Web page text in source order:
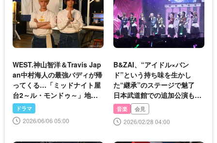
WEST.神山智洋＆Travis Jap
an中村海人の最強バディが帰
ってくる…「ミッドナイト屋
台2～ル・モンドゥ～」地上
波放送が決定
ドラマ
2026/06/06 05:00
B&ZAI、“アイドル×バン
ド”という持ち味を生かし
た“継承”のステージで魅了
日本武道館での追加公演もサ
プライズ発表
音楽 会見
2026/02/28 04:00